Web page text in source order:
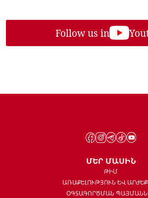
Follow us in
ՄԵՐ ՄԱՍԻՆ
ԹԻՄ
ԱՌԱՔԵԼՈՒԹՅՈՒՆ ԵՎ
ՕԳՏԱԳՈՐԾՄԱՆ